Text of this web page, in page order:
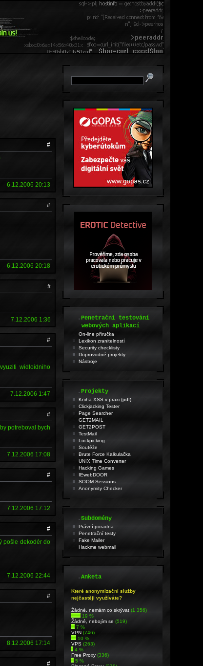
#
6.12.2006 20:13
#
6.12.2006 20:18
#
7.12.2006 1:36
#
widloidniho
7.12.2006 1:47
#
potreboval bych
7.12.2006 17:08
#
7.12.2006 17:12
#
pošle dekodér do
7.12.2006 22:44
#
8.12.2006 17:14
#
.Penetrační testování
webových aplikací
On-line příručka
Lexikon zranitelností
Security checklisty
Doprovodné projekty
Nástroje
.Projekty
Kniha XSS v praxi (pdf)
Clickjacking Tester
Page Searcher
GET2MAIL
GET2POST
TestMail
Lockpicking
Soutěže
Brute Force Kalkulačka
UNIX Time Converter
Hacking Games
IEwebDOOR
SOOM Sessions
Anonymity Checker
.Subdomény
Právní poradna
Penetrační testy
Fake Mailer
Hackme webmail
.Anketa
Které anonymizační služby
nejčastěji využíváte?
Źádné, nemám co skrývat(1 356)
19 %
Žádné, nebojím se(519)
7 %
VPN(746)
10 %
VPS(263)
4 %
Free Proxy(336)
5 %